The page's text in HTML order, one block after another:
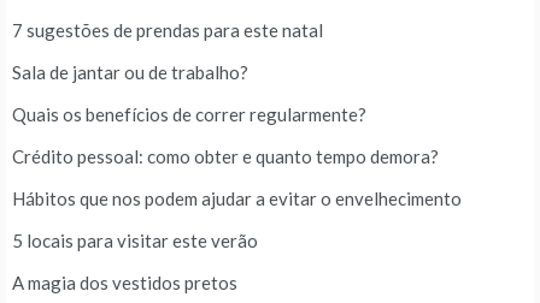
7 sugestões de prendas para este natal
Sala de jantar ou de trabalho?
Quais os benefícios de correr regularmente?
Crédito pessoal: como obter e quanto tempo demora?
Hábitos que nos podem ajudar a evitar o envelhecimento
5 locais para visitar este verão
A magia dos vestidos pretos